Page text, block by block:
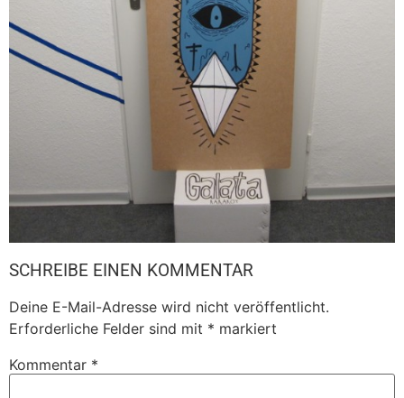
SCHREIBE EINEN KOMMENTAR
Deine E-Mail-Adresse wird nicht veröffentlicht.
Erforderliche Felder sind mit * markiert
Kommentar *